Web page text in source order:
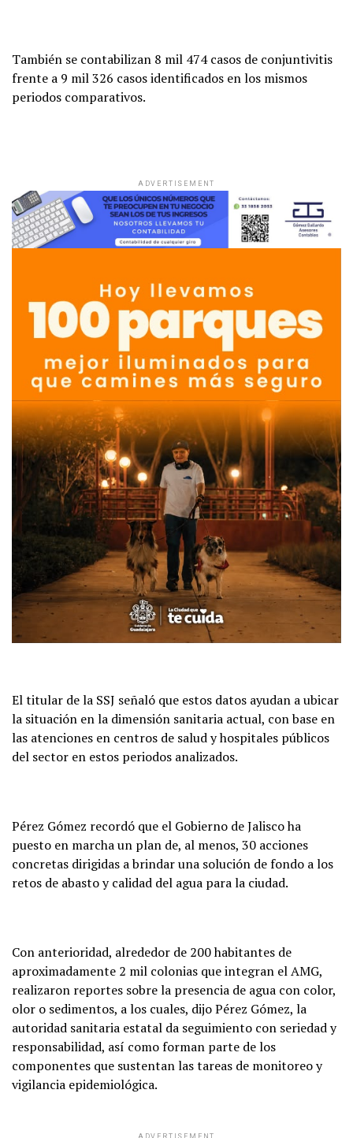
También se contabilizan 8 mil 474 casos de conjuntivitis
frente a 9 mil 326 casos identificados en los mismos
periodos comparativos.
ADVERTISEMENT
El titular de la SSJ señaló que estos datos ayudan a ubicar
la situación en la dimensión sanitaria actual, con base en
las atenciones en centros de salud y hospitales públicos
del sector en estos periodos analizados.
Pérez Gómez recordó que el Gobierno de Jalisco ha
puesto en marcha un plan de, al menos, 30 acciones
concretas dirigidas a brindar una solución de fondo a los
retos de abasto y calidad del agua para la ciudad.
Con anterioridad, alrededor de 200 habitantes de
aproximadamente 2 mil colonias que integran el AMG,
realizaron reportes sobre la presencia de agua con color,
olor o sedimentos, a los cuales, dijo Pérez Gómez, la
autoridad sanitaria estatal da seguimiento con seriedad y
responsabilidad, así como forman parte de los
componentes que sustentan las tareas de monitoreo y
vigilancia epidemiológica.